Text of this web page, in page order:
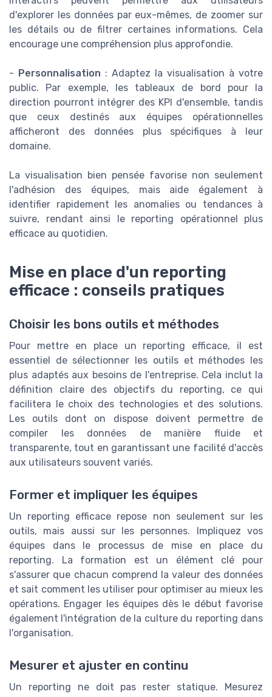
d'explorer les données par eux-mêmes, de zoomer sur
les détails ou de filtrer certaines informations. Cela
encourage une compréhension plus approfondie.
- Personnalisation : Adaptez la visualisation à votre
public. Par exemple, les tableaux de bord pour la
direction pourront intégrer des KPI d'ensemble, tandis
que ceux destinés aux équipes opérationnelles
afficheront des données plus spécifiques à leur
domaine.
La visualisation bien pensée favorise non seulement
l'adhésion des équipes, mais aide également à
identifier rapidement les anomalies ou tendances à
suivre, rendant ainsi le reporting opérationnel plus
efficace au quotidien.
Mise en place d'un reporting
efficace : conseils pratiques
Choisir les bons outils et méthodes
Pour mettre en place un reporting efficace, il est
essentiel de sélectionner les outils et méthodes les
plus adaptés aux besoins de l'entreprise. Cela inclut la
définition claire des objectifs du reporting, ce qui
facilitera le choix des technologies et des solutions.
Les outils dont on dispose doivent permettre de
compiler les données de manière fluide et
transparente, tout en garantissant une facilité d'accès
aux utilisateurs souvent variés.
Former et impliquer les équipes
Un reporting efficace repose non seulement sur les
outils, mais aussi sur les personnes. Impliquez vos
équipes dans le processus de mise en place du
reporting. La formation est un élément clé pour
s'assurer que chacun comprend la valeur des données
et sait comment les utiliser pour optimiser au mieux les
opérations. Engager les équipes dès le début favorise
également l'intégration de la culture du reporting dans
l'organisation.
Mesurer et ajuster en continu
Un reporting ne doit pas rester statique. Mesurez